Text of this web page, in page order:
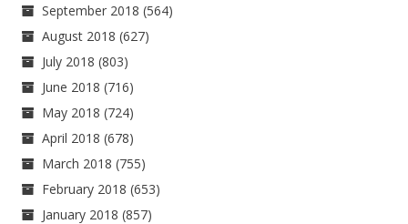
September 2018 (564)
August 2018 (627)
July 2018 (803)
June 2018 (716)
May 2018 (724)
April 2018 (678)
March 2018 (755)
February 2018 (653)
January 2018 (857)